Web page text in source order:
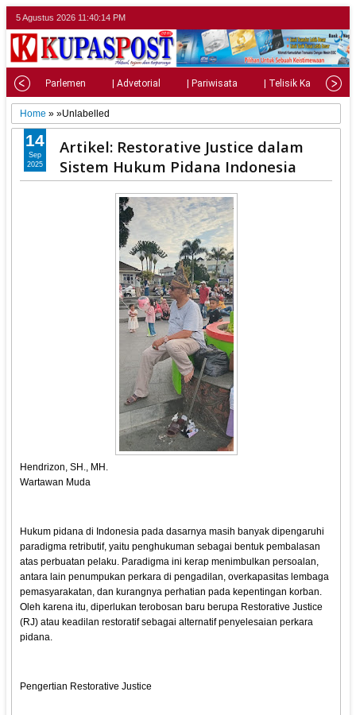
5 Agustus 2026 11:40:16 PM
| Parlemen | Advetorial | Pariwisata | Telisik Kasus
Home » »Unlabelled
Artikel: Restorative Justice dalam
Sistem Hukum Pidana Indonesia
Hendrizon, SH., MH.
Wartawan Muda
Hukum pidana di Indonesia pada dasarnya masih banyak dipengaruhi
paradigma retributif, yaitu penghukuman sebagai bentuk pembalasan
atas perbuatan pelaku. Paradigma ini kerap menimbulkan persoalan,
antara lain penumpukan perkara di pengadilan, overkapasitas lembaga
pemasyarakatan, dan kurangnya perhatian pada kepentingan korban.
Oleh karena itu, diperlukan terobosan baru berupa Restorative Justice
(RJ) atau keadilan restoratif sebagai alternatif penyelesaian perkara
pidana.
Pengertian Restorative Justice
14
Sep
2025